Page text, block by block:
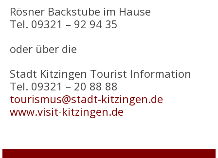
Rösner Backstube im Hause
Tel. 09321 – 92 94 35
oder über die
Stadt Kitzingen Tourist Information
Tel. 09321 – 20 88 88
tourismus@stadt-kitzingen.de
www.visit-kitzingen.de